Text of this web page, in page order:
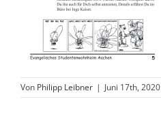
Von Philipp Leibner | Juni 17th, 2020